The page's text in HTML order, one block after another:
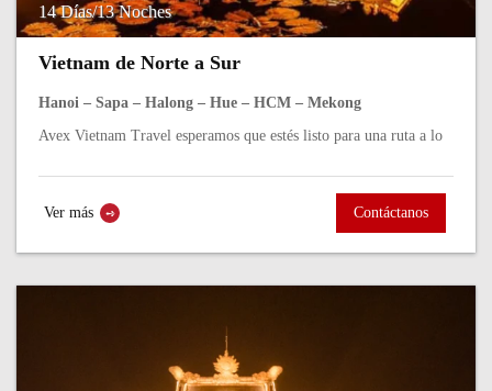
14 Días/13 Noches
Vietnam de Norte a Sur
Hanoi – Sapa – Halong – Hue – HCM – Mekong
Avex Vietnam Travel esperamos que estés listo para una ruta a lo
explorar el país...
Ver más Contáctanos